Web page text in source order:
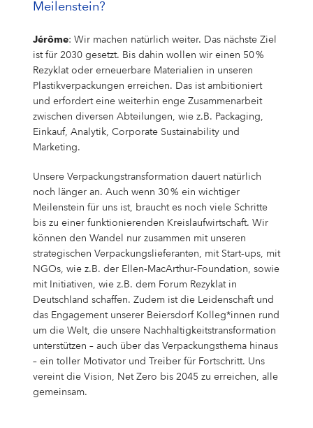
Meilenstein?
Jérôme: Wir machen natürlich weiter. Das nächste Ziel
ist für 2030 gesetzt. Bis dahin wollen wir einen 50 %
Rezyklat oder erneuerbare Materialien in unseren
Plastikverpackungen erreichen. Das ist ambitioniert
und erfordert eine weiterhin enge Zusammenarbeit
zwischen diversen Abteilungen, wie z.B. Packaging,
Einkauf, Analytik, Corporate Sustainability und
Marketing.
Unsere Verpackungstransformation dauert natürlich
noch länger an. Auch wenn 30 % ein wichtiger
Meilenstein für uns ist, braucht es noch viele Schritte
bis zu einer funktionierenden Kreislaufwirtschaft. Wir
können den Wandel nur zusammen mit unseren
strategischen Verpackungslieferanten, mit Start‑ups, mit
NGOs, wie z.B. der Ellen‑MacArthur‑Foundation, sowie
mit Initiativen, wie z.B. dem Forum Rezyklat in
Deutschland schaffen. Zudem ist die Leidenschaft und
das Engagement unserer Beiersdorf Kolleg*innen rund
um die Welt, die unsere Nachhaltigkeitstransformation
unterstützen – auch über das Verpackungsthema hinaus
– ein toller Motivator und Treiber für Fortschritt. Uns
vereint die Vision, Net Zero bis 2045 zu erreichen, alle
gemeinsam.